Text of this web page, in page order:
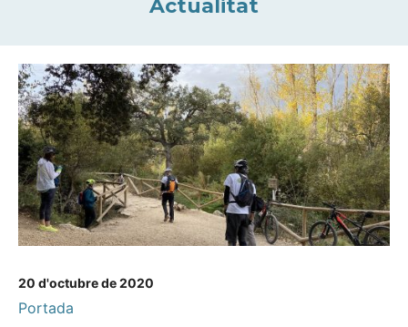
Actualitat
20 d'octubre de 2020
Portada